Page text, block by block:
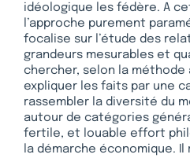
idéologique les fédère. A
l’approche purement
focalise sur l’étude des
grandeurs mesurables et
chercher, selon la
expliquer les faits par une
rassembler la diversité du
autour de catégories
fertile, et louable effort
la démarche économique. Il